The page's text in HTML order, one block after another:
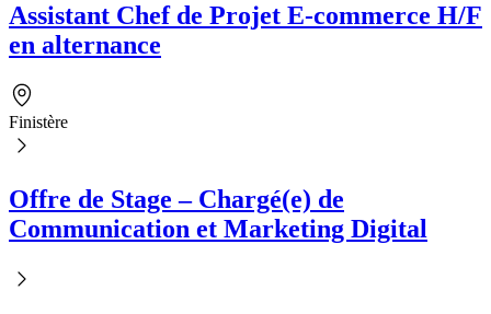
Assistant Chef de Projet E-commerce H/F
en alternance
Finistère
Offre de Stage – Chargé(e) de
Communication et Marketing Digital